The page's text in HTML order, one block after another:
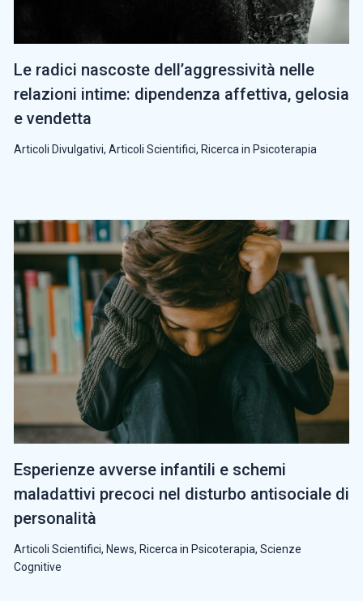
Le radici nascoste dell’aggressività nelle
relazioni intime: dipendenza affettiva, gelosia
e vendetta
Articoli Divulgativi, Articoli Scientifici, Ricerca in Psicoterapia
Esperienze avverse infantili e schemi
maladattivi precoci nel disturbo antisociale di
personalità
Articoli Scientifici, News, Ricerca in Psicoterapia, Scienze
Cognitive